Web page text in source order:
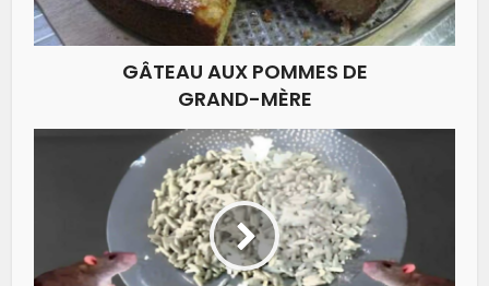
GÂTEAU AUX POMMES DE
GRAND-MÈRE